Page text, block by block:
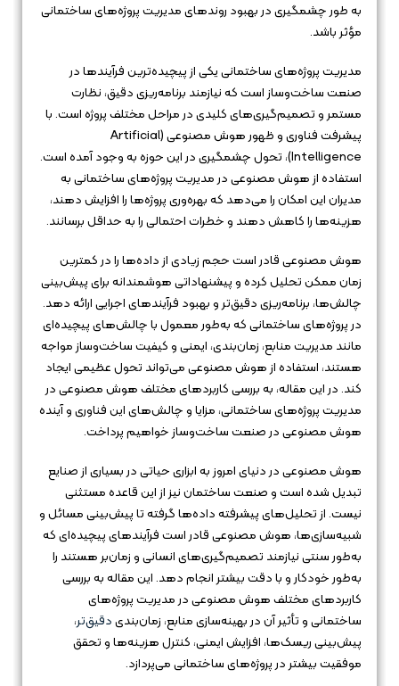
به طور چشمگیری در بهبود روندهای مدیریت پروژه‌های ساختمانی
مؤثر باشد.
مدیریت پروژه‌های ساختمانی یکی از پیچیده‌ترین فرآیندها در
صنعت ساخت‌وساز است که نیازمند برنامه‌ریزی دقیق، نظارت
مستمر و تصمیم‌گیری‌های کلیدی در مراحل مختلف پروژه است. با
پیشرفت فناوری و ظهور هوش مصنوعی (Artificial
Intelligence)، تحول چشمگیری در این حوزه به وجود آمده است.
استفاده از هوش مصنوعی در مدیریت پروژه‌های ساختمانی به
مدیران این امکان را می‌دهد که بهره‌وری پروژه‌ها را افزایش دهند،
هزینه‌ها را کاهش دهند و خطرات احتمالی را به حداقل برسانند.
هوش مصنوعی قادر است حجم زیادی از داده‌ها را در کمترین
زمان ممکن تحلیل کرده و پیشنهاداتی هوشمندانه برای پیش‌بینی
چالش‌ها، برنامه‌ریزی دقیق‌تر و بهبود فرآیندهای اجرایی ارائه دهد.
در پروژه‌های ساختمانی که به‌طور معمول با چالش‌های پیچیده‌ای
مانند مدیریت منابع، زمان‌بندی، ایمنی و کیفیت ساخت‌وساز مواجه
هستند، استفاده از هوش مصنوعی می‌تواند تحول عظیمی ایجاد
کند. در این مقاله، به بررسی کاربردهای مختلف هوش مصنوعی در
مدیریت پروژه‌های ساختمانی، مزایا و چالش‌های این فناوری و آینده
هوش مصنوعی در صنعت ساخت‌وساز خواهیم پرداخت.
هوش مصنوعی در دنیای امروز به ابزاری حیاتی در بسیاری از صنایع
تبدیل شده است و صنعت ساختمان نیز از این قاعده مستثنی
نیست. از تحلیل‌های پیشرفته داده‌ها گرفته تا پیش‌بینی مسائل و
شبیه‌سازی‌ها، هوش مصنوعی قادر است فرآیندهای پیچیده‌ای که
به‌طور سنتی نیازمند تصمیم‌گیری‌های انسانی و زمان‌بر هستند را
به‌طور خودکار و با دقت بیشتر انجام دهد. این مقاله به بررسی
کاربردهای مختلف هوش مصنوعی در مدیریت پروژه‌های
ساختمانی و تأثیر آن در بهینه‌سازی منابع، زمان‌بندیدقیق‌تر،
پیش‌بینی ریسک‌ها، افزایش ایمنی، کنترل هزینه‌ها و تحقق
موفقیت بیشتر در پروژه‌های ساختمانی می‌پردازد.